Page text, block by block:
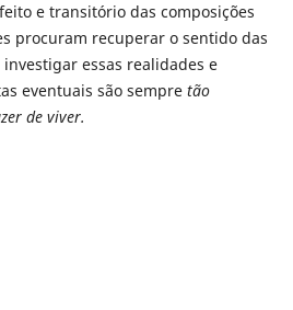
e transitório das composições
procuram recuperar o sentido das
essas realidades e
eventuais são sempre tão
de viver.